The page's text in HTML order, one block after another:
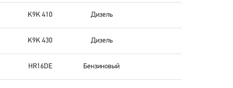
K9K 410 Дизель
K9K 430 Дизель
HR16DE Бензиновый